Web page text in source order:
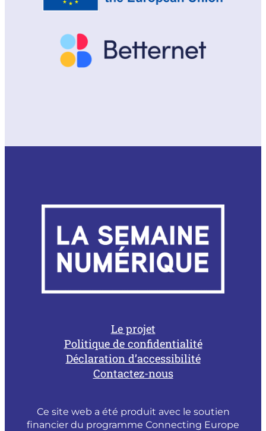
Le projet
Politique de confidentialité
Déclaration d’accessibilité
Contactez-nous
Ce site web a été produit avec le soutien
financier du programme Connecting Europe